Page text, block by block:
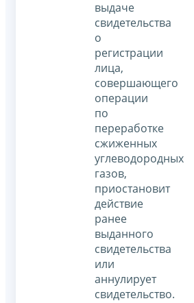
выдаче
свидетельства
о
регистрации
лица,
совершающего
операции
по
переработке
сжиженных
углеводородных
газов,
приостановит
действие
ранее
выданного
свидетельства
или
аннулирует
свидетельство.